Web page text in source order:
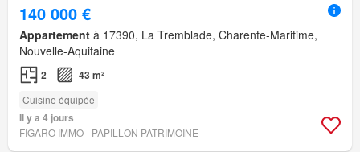
140 000 €
Appartement à 17390, La Tremblade, Charente-Maritime,
Nouvelle-Aquitaine
2 43 m²
Cuisine équipée
Il y a 4 jours
FIGARO IMMO - PAPILLON PATRIMOINE